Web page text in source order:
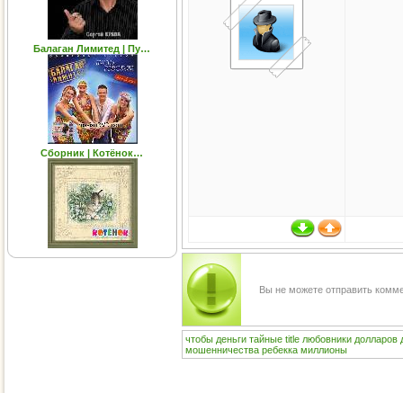
Балаган Лимитед | Пу…
Сборник | Котёнок…
Вы не можете отправить
чтобы деньги тайные title любовники долларов
мошенничества ребекка миллионы